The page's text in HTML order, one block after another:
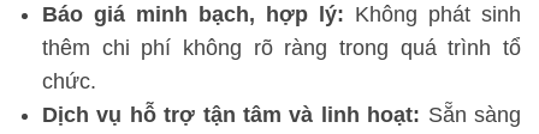
Báo giá minh bạch, hợp lý: Không phát sinh
thêm chi phí không rõ ràng trong quá trình tổ
chức.
Dịch vụ hỗ trợ tận tâm và linh hoạt: Sẵn sàng